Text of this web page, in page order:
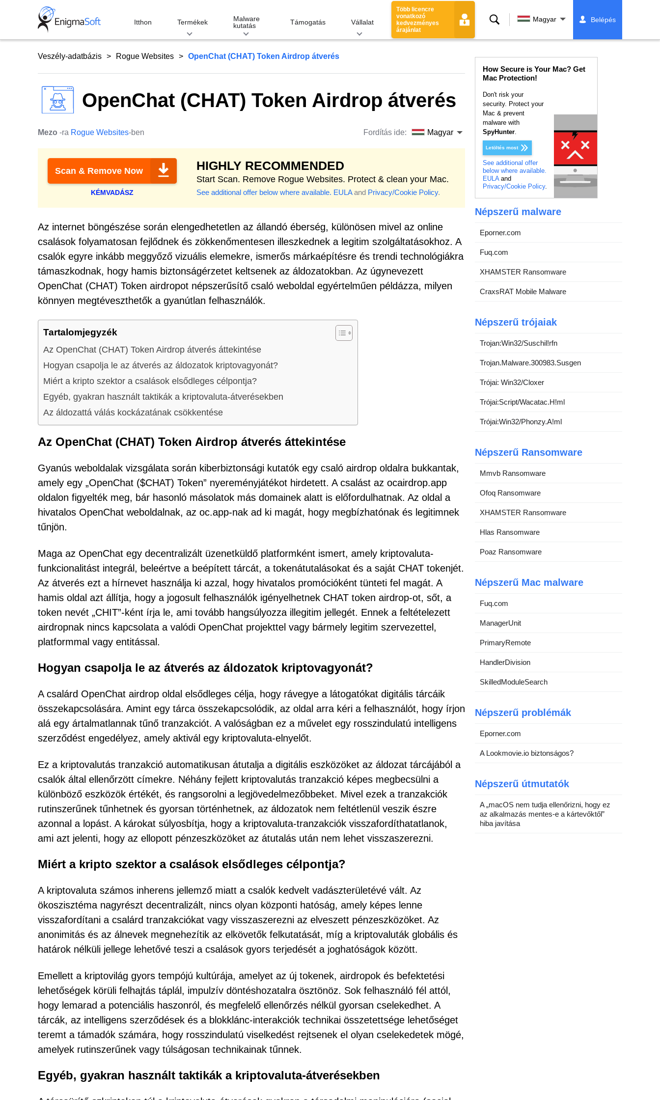
Itthon Termékek
Malware
kutatás
Támogatás Vállalat
Több licencre
vonatkozó
kedvezményes
árajánlat
Keresés Magyar Belépés
Veszély-adatbázis Rogue Websites OpenChat (CHAT) Token Airdrop átverés
OpenChat (CHAT) Token Airdrop átverés
Mezo -ra Rogue Websites-ben Fordítás ide: Magyar
Scan & Remove Now
KÉMVADÁSZ
HIGHLY RECOMMENDED
Start Scan. Remove Rogue Websites. Protect & clean your Mac.
See additional offer below where available. EULAand Privacy/Cookie Policy.
Az internet böngészése során elengedhetetlen az állandó éberség, különösen mivel az online
csalások folyamatosan fejlődnek és zökkenőmentesen illeszkednek a legitim szolgáltatásokhoz. A
csalók egyre inkább meggyőző vizuális elemekre, ismerős márkaépítésre és trendi technológiákra
támaszkodnak, hogy hamis biztonságérzetet keltsenek az áldozatokban. Az úgynevezett
OpenChat (CHAT) Token airdropot népszerűsítő csaló weboldal egyértelműen példázza, milyen
könnyen megtéveszthetők a gyanútlan felhasználók.
Tartalomjegyzék
Az OpenChat (CHAT) Token Airdrop átverés áttekintése
Hogyan csapolja le az átverés az áldozatok kriptovagyonát?
Miért a kripto szektor a csalások elsődleges célpontja?
Egyéb, gyakran használt taktikák a kriptovaluta-átverésekben
Az áldozattá válás kockázatának csökkentése
Az OpenChat (CHAT) Token Airdrop átverés áttekintése
Gyanús weboldalak vizsgálata során kiberbiztonsági kutatók egy csaló airdrop oldalra bukkantak,
amely egy „OpenChat ($CHAT) Token” nyereményjátékot hirdetett. A csalást az ocairdrop.app
oldalon figyelték meg, bár hasonló másolatok más domainek alatt is előfordulhatnak. Az oldal a
hivatalos OpenChat weboldalnak, az oc.app-nak ad ki magát, hogy megbízhatónak és legitimnek
tűnjön.
Maga az OpenChat egy decentralizált üzenetküldő platformként ismert, amely kriptovaluta-
funkcionalitást integrál, beleértve a beépített tárcát, a tokenátutalásokat és a saját CHAT tokenjét.
Az átverés ezt a hírnevet használja ki azzal, hogy hivatalos promócióként tünteti fel magát. A
hamis oldal azt állítja, hogy a jogosult felhasználók igényelhetnek CHAT token airdrop-ot, sőt, a
token nevét „CHIT”-ként írja le, ami tovább hangsúlyozza illegitim jellegét. Ennek a feltételezett
airdropnak nincs kapcsolata a valódi OpenChat projekttel vagy bármely legitim szervezettel,
platformmal vagy entitással.
Hogyan csapolja le az átverés az áldozatok kriptovagyonát?
A csalárd OpenChat airdrop oldal elsődleges célja, hogy rávegye a látogatókat digitális tárcáik
összekapcsolására. Amint egy tárca összekapcsolódik, az oldal arra kéri a felhasználót, hogy írjon
alá egy ártalmatlannak tűnő tranzakciót. A valóságban ez a művelet egy rosszindulatú intelligens
szerződést engedélyez, amely aktivál egy kriptovaluta-elnyelőt.
Ez a kriptovalutás tranzakció automatikusan átutalja a digitális eszközöket az áldozat tárcájából a
csalók által ellenőrzött címekre. Néhány fejlett kriptovalutás tranzakció képes megbecsülni a
különböző eszközök értékét, és rangsorolni a legjövedelmezőbbeket. Mivel ezek a tranzakciók
rutinszerűnek tűnhetnek és gyorsan történhetnek, az áldozatok nem feltétlenül veszik észre
azonnal a lopást. A károkat súlyosbítja, hogy a kriptovaluta-tranzakciók visszafordíthatatlanok,
ami azt jelenti, hogy az ellopott pénzeszközöket az átutalás után nem lehet visszaszerezni.
Miért a kripto szektor a csalások elsődleges célpontja?
A kriptovaluta számos inherens jellemző miatt a csalók kedvelt vadászterületévé vált. Az
ökoszisztéma nagyrészt decentralizált, nincs olyan központi hatóság, amely képes lenne
visszafordítani a csalárd tranzakciókat vagy visszaszerezni az elveszett pénzeszközöket. Az
anonimitás és az álnevek megnehezítik az elkövetők felkutatását, míg a kriptovaluták globális és
határok nélküli jellege lehetővé teszi a csalások gyors terjedését a joghatóságok között.
Emellett a kriptovilág gyors tempójú kultúrája, amelyet az új tokenek, airdropok és befektetési
lehetőségek körüli felhajtás táplál, impulzív döntéshozatalra ösztönöz. Sok felhasználó fél attól,
hogy lemarad a potenciális haszonról, és megfelelő ellenőrzés nélkül gyorsan cselekedhet. A
tárcák, az intelligens szerződések és a blokklánc-interakciók technikai összetettsége lehetőséget
teremt a támadók számára, hogy rosszindulatú viselkedést rejtsenek el olyan cselekedetek mögé,
amelyek rutinszerűnek vagy túlságosan technikainak tűnnek.
Egyéb, gyakran használt taktikák a kriptovaluta-átverésekben
How Secure is Your Mac? Get
Mac Protection!
Don't risk your
security. Protect your
Mac & prevent
malware with
SpyHunter.
Letöltés most
See additional offer
below where available.
EULAand
Privacy/Cookie Policy.
Népszerű malware
Eporner.com
Fuq.com
XHAMSTER Ransomware
CraxsRAT Mobile Malware
Népszerű trójaiak
Trojan:Win32/Suschil!rfn
Trojan.Malware.300983.Susgen
Trójai: Win32/Cloxer
Trójai:Script/Wacatac.H!ml
Trójai:Win32/Phonzy.A!ml
Népszerű Ransomware
Mmvb Ransomware
Ofoq Ransomware
XHAMSTER Ransomware
Hlas Ransomware
Poaz Ransomware
Népszerű Mac malware
Fuq.com
ManagerUnit
PrimaryRemote
HandlerDivision
SkilledModuleSearch
Népszerű problémák
Eporner.com
A Lookmovie.io biztonságos?
Népszerű útmutatók
A „macOS nem tudja ellenőrizni, hogy ez
az alkalmazás mentes-e a kártevőktől”
hiba javítása